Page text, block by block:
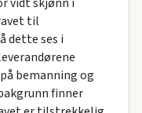
til
dette ses i
bemanning og
finner